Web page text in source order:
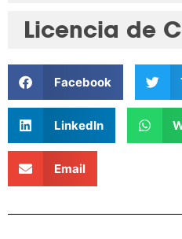
Licencia de
Facebook
LinkedIn
Email